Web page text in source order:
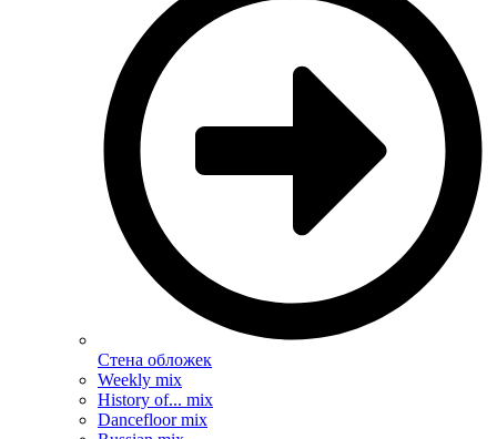
Стена обложек
Weekly mix
History of... mix
Dancefloor mix